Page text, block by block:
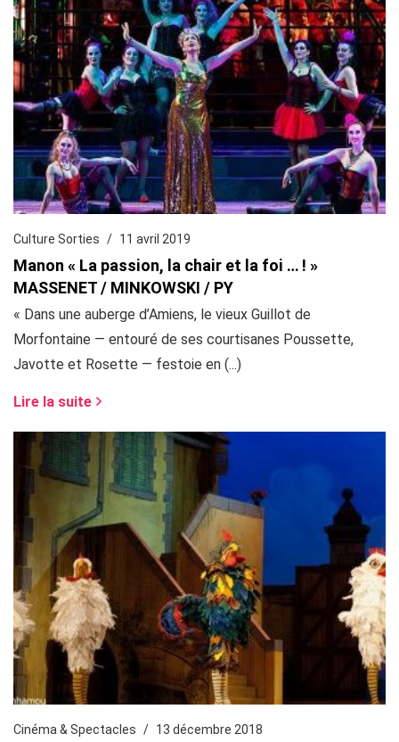
Culture Sorties 11 avril 2019
Manon « La passion, la chair et la foi … ! »
MASSENET / MINKOWSKI / PY
« Dans une auberge d’Amiens, le vieux Guillot de
Morfontaine — entouré de ses courtisanes Poussette,
Javotte et Rosette — festoie en (...)
Lire la suite
Cinéma & Spectacles 13 décembre 2018